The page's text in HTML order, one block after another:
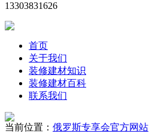
13303831626
首页
关于我们
装修建材知识
装修建材百科
联系我们
当前位置： 俄罗斯专享会官方网站